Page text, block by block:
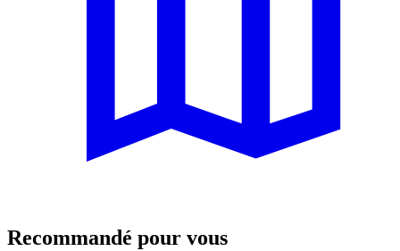
Recommandé pour vous